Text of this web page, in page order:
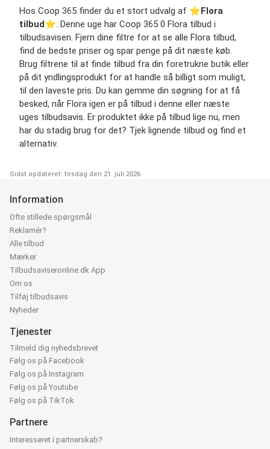
Hos Coop 365 finder du et stort udvalg af ⭐️Flora
tilbud⭐️. Denne uge har Coop 365 0 Flora tilbud i
tilbudsavisen. Fjern dine filtre for at se alle Flora tilbud,
find de bedste priser og spar penge på dit næste køb.
Brug filtrene til at finde tilbud fra din foretrukne butik eller
på dit yndlingsprodukt for at handle så billigt som muligt,
til den laveste pris. Du kan gemme din søgning for at få
besked, når Flora igen er på tilbud i denne eller næste
uges tilbudsavis. Er produktet ikke på tilbud lige nu, men
har du stadig brug for det? Tjek lignende tilbud og find et
alternativ.
Sidst opdateret: tirsdag den 21. juli 2026
Information
Ofte stillede spørgsmål
Reklamér?
Alle tilbud
Mærker
Tilbudsaviseronline.dk App
Om os
Tilføj tilbudsavis
Nyheder
Tjenester
Tilmeld dig nyhedsbrevet
Følg os på Facebook
Følg os på Instagram
Følg os på Youtube
Følg os på TikTok
Partnere
Interesseret i partnerskab?